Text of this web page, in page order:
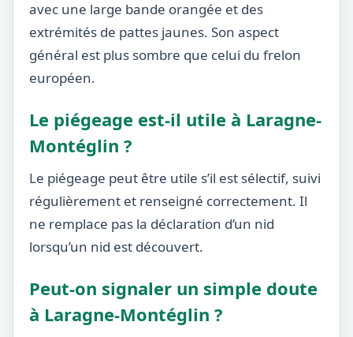
avec une large bande orangée et des
extrémités de pattes jaunes. Son aspect
général est plus sombre que celui du frelon
européen.
Le piégeage est-il utile à Laragne-
Montéglin ?
Le piégeage peut être utile s’il est sélectif, suivi
régulièrement et renseigné correctement. Il
ne remplace pas la déclaration d’un nid
lorsqu’un nid est découvert.
Peut-on signaler un simple doute
à Laragne-Montéglin ?